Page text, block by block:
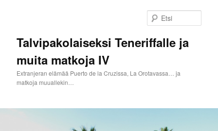
Talvipakolaiseksi Teneriffalle ja
muita matkoja IV
Extranjeran elämää Puerto de la Cruzissa, La Orotavassa… ja
matkoja muuallekin…